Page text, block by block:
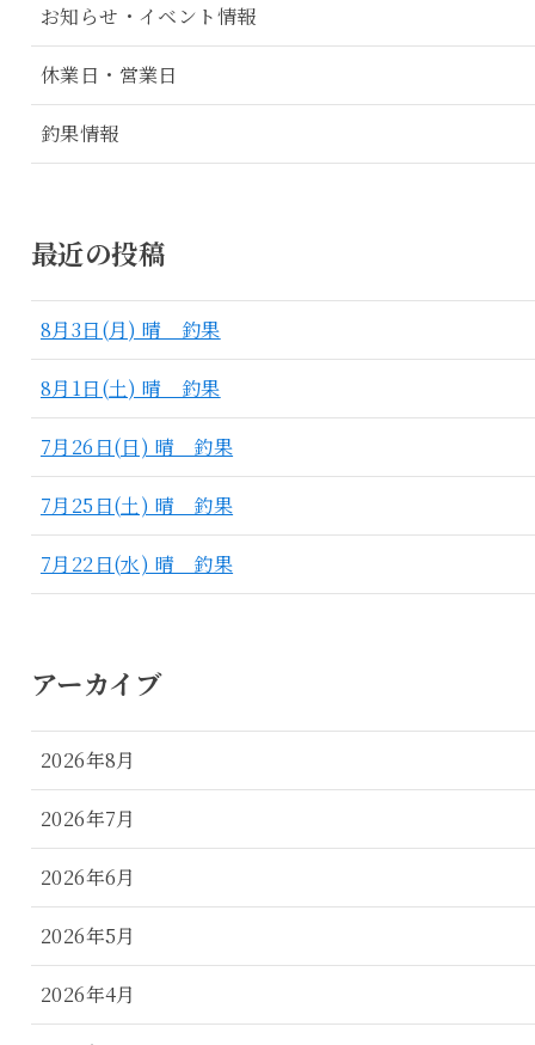
お知らせ・イベント情報
休業日・営業日
釣果情報
最近の投稿
8月3日(月) 晴 釣果
8月1日(土) 晴 釣果
7月26日(日) 晴 釣果
7月25日(土) 晴 釣果
7月22日(水) 晴 釣果
アーカイブ
2026年8月
2026年7月
2026年6月
2026年5月
2026年4月